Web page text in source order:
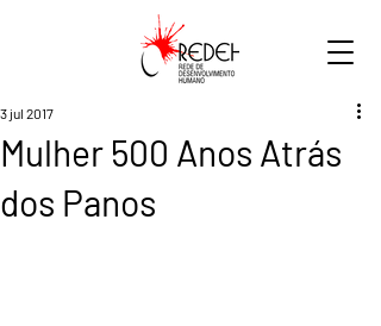
Mulher 500 Anos Atrás
dos Panos
3 jul 2017